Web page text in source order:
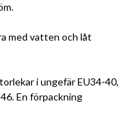
med vatten och låt
i ungefär EU34-40,
En förpackning